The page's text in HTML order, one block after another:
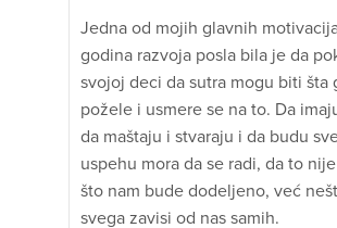
Jedna od mojih glavnih
godina razvoja posla bila je da
svojoj deci da sutra mogu biti šta
požele i usmere se na to. Da
da maštaju i stvaraju i da budu
uspehu mora da se radi, da to
što nam bude dodeljeno, već
svega zavisi od nas samih.